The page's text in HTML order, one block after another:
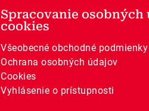
Spracovanie osobných
cookies
Všeobecné obchodné podmienky
Ochrana osobných údajov
Cookies
Vyhlásenie o prístupnosti